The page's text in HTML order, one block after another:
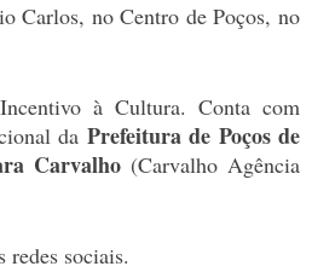
Carlos, no Centro de Poços, no
à Cultura. Conta com
da Prefeitura de Poços de
Carvalho (Carvalho Agência
redes sociais.